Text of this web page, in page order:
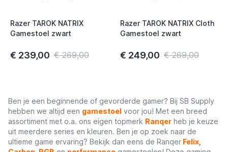
Razer TAROK NATRIX
Gamestoel zwart
€ 239,00 € 269,00
Razer TAROK NATRIX Cloth
Gamestoel zwart
€ 249,00 € 269,00
Ben je een beginnende of gevorderde gamer? Bij SB Supply
hebben we altijd een gamestoel voor jou! Met een breed
assortiment met o.a. ons eigen topmerk Ranqer heb je keuze
uit meerdere series en kleuren. Ben je op zoek naar de
ultieme game ervaring? Bekijk dan eens de Ranqer Felix